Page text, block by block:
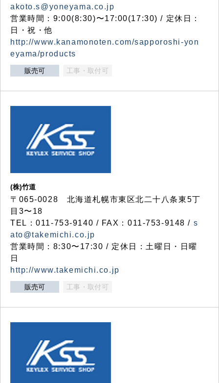
akoto.s@yoneyama.co.jp
営業時間：9:00(8:30)〜17:00(17:30) / 定休日：
日・祝・他
http://www.kanamonoten.com/sapporoshi-yon
eyama/products
販売可 工事・取付可
(株)竹道
〒065-0028 北海道札幌市東区北二十八条東5丁
目3〜18
TEL：011-753-9140 / FAX：011-753-9148 / s
ato@takemichi.co.jp
営業時間：8:30〜17:30 / 定休日：土曜日・日曜
日
http://www.takemichi.co.jp
販売可 工事・取付可